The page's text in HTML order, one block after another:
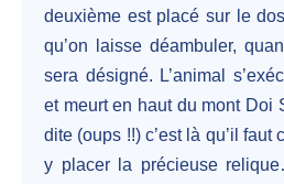
deuxième est placé sur le
qu’on laisse déambuler,
sera désigné. L’animal
et meurt en haut du mont Doi
dite (oups !!) c’est là qu’il faut
y placer la précieuse